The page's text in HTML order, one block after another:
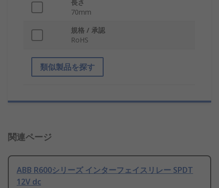
長さ
70mm
規格 / 承認
RoHS
類似製品を探す
関連ページ
ABB R600シリーズ インターフェイスリレー SPDT
12V dc